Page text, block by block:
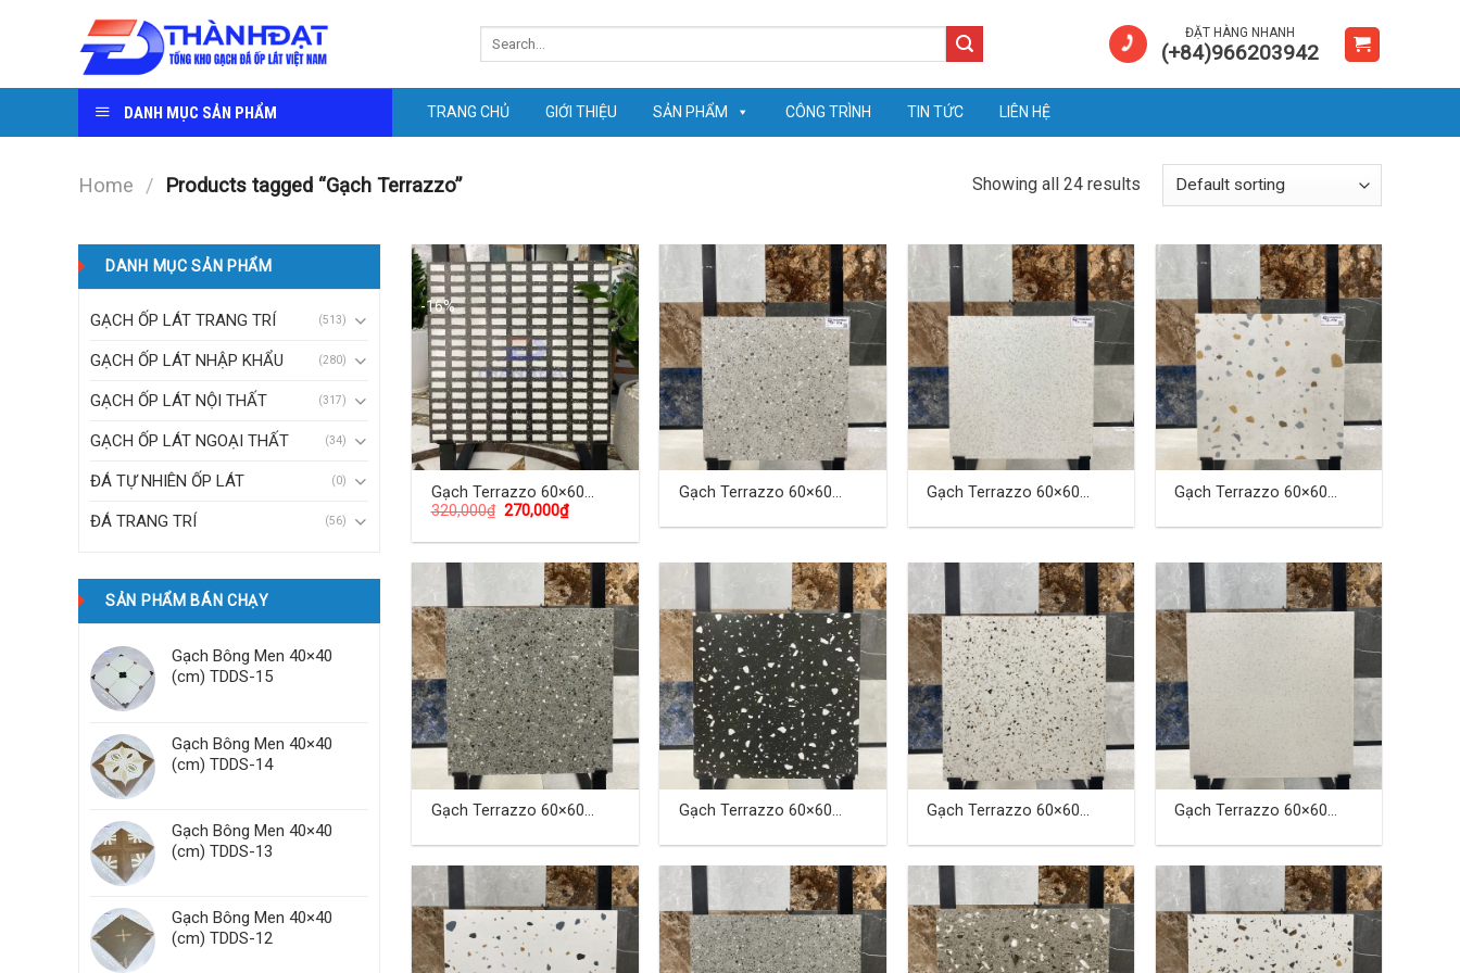
ĐẶT HÀNG NHANH
(+84)966203942
DANH MỤC SẢN PHẨM TRANG CHỦ GIỚI THIỆU SẢN PHẨM CÔNG TRÌNH TIN TỨC LIÊN HỆ
Home / Products tagged “Gạch Terrazzo” Showing all 24 results
DANH MỤC SẢN PHẨM
GẠCH ỐP LÁT TRANG TRÍ (513)
GẠCH ỐP LÁT NHẬP KHẨU (280)
GẠCH ỐP LÁT NỘI THẤT (317)
GẠCH ỐP LÁT NGOẠI THẤT (34)
ĐÁ TỰ NHIÊN ỐP LÁT (0)
ĐÁ TRANG TRÍ (56)
SẢN PHẨM BÁN CHẠY
Gạch Bông Men 40×40
(cm) TDDS-15
Gạch Bông Men 40×40
(cm) TDDS-14
Gạch Bông Men 40×40
(cm) TDDS-13
Gạch Bông Men 40×40
(cm) TDDS-12
-16%
Gạch Terrazzo 60×60
(cm)
320,000₫ 270,000₫
Gạch Terrazzo 60×60
Gạch Terrazzo 60×60
Gạch Terrazzo 60×60
Gạch Terrazzo 60×60
Gạch Terrazzo 60×60
Gạch Terrazzo 60×60
Gạch Terrazzo 60×60